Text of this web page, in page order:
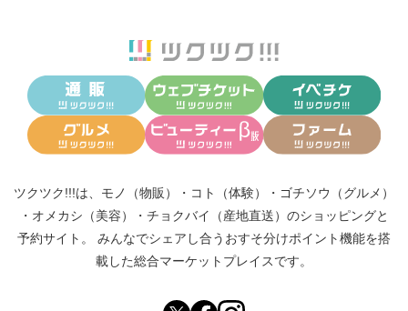
ツクツク!!!は、 モノ（物販） ・ コト（体験） ・ ゴチソウ（グルメ）
・ オメカシ（美容） ・ チョクバイ（産地直送） のショッピングと
予約サイト。
みんなでシェアし合う おすそ分けポイント機能を搭
載した総合マーケットプレイスです。